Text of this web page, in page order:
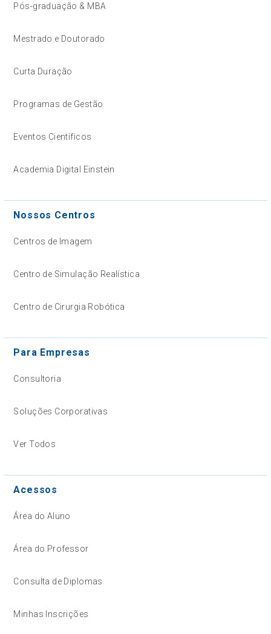
Pós-graduação & MBA
Mestrado e Doutorado
Curta Duração
Programas de Gestão
Eventos Científicos
Academia Digital Einstein
Nossos Centros
Centros de Imagem
Centro de Simulação Realística
Centro de Cirurgia Robótica
Para Empresas
Consultoria
Soluções Corporativas
Ver Todos
Acessos
Área do Aluno
Área do Professor
Consulta de Diplomas
Minhas Inscrições